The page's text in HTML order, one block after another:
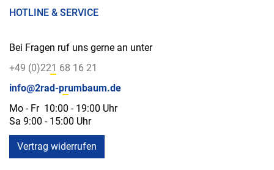
HOTLINE & SERVICE
Bei Fragen ruf uns gerne an unter
+49 (0)221 68 16 21
info@2rad-prumbaum.de
Mo - Fr 10:00 - 19:00 Uhr
Sa 9:00 - 15:00 Uhr
Vertrag widerrufen